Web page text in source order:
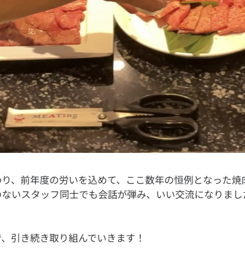
、前年度の労いを込めて、ここ数年の恒例となった焼